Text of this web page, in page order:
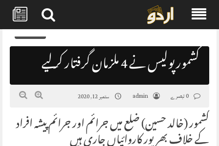
Skip
content
0
کشمور پولیس نے 4 ملزمان گرفتار کر لیے
admin ستمبر 12, 2020
کشمور (خالد حسین) ضلع میں جرائم اور جرائم پیشہ افراد